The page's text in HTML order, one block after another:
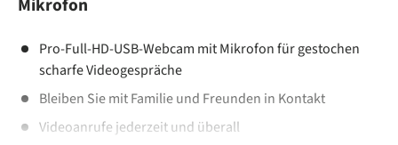
Mikrofon
Pro-Full-HD-USB-Webcam mit Mikrofon für gestochen
scharfe Videogespräche
Bleiben Sie mit Familie und Freunden in Kontakt
Videoanrufe jederzeit und überall